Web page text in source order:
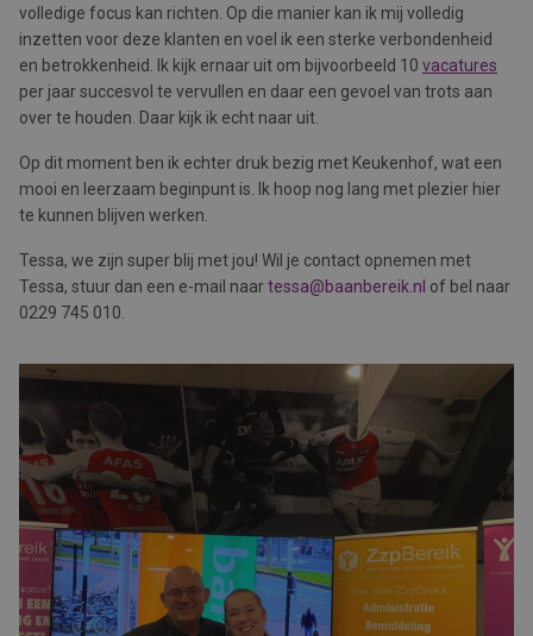
volledige focus kan richten. Op die manier kan ik mij volledig
inzetten voor deze klanten en voel ik een sterke verbondenheid
en betrokkenheid. Ik kijk ernaar uit om bijvoorbeeld 10 vacatures
per jaar succesvol te vervullen en daar een gevoel van trots aan
over te houden. Daar kijk ik echt naar uit.
Op dit moment ben ik echter druk bezig met Keukenhof, wat een
mooi en leerzaam beginpunt is. Ik hoop nog lang met plezier hier
te kunnen blijven werken.
Tessa, we zijn super blij met jou! Wil je contact opnemen met
Tessa, stuur dan een e-mail naartessa@baanbereik.nl of bel naar
0229 745 010.